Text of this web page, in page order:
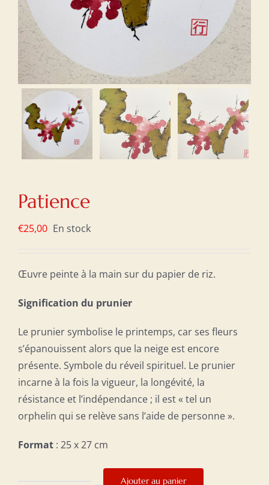
Patience
€25,00 En stock
Œuvre peinte à la main sur du papier de riz.
Signification du prunier
Le prunier symbolise le printemps, car ses fleurs
s’épanouissent alors que la neige est encore
présente. Symbole du réveil spirituel. Le prunier
incarne à la fois la vigueur, la longévité, la
résistance et l’indépendance ; il est « tel un
orphelin qui se relève sans l’aide de personne ».
Format : 25 x 27 cm
Ajouter au panier